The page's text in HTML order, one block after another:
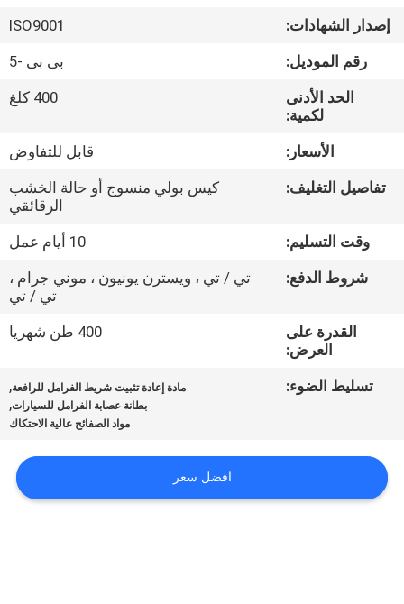
جولة
المعمل
مراقبة
الجودة
اتصل
اطلب
اقتباس
PRIVACY
إصدار الشهادات:
ISO9001
رقم الموديل:
بى بى -5
الحد الأدنى
لكمية:
400 كلغ
الأسعار:
قابل للتفاوض
تفاصيل التغليف:
كيس بولي منسوج أو حالة الخشب
الرقائقي
وقت التسليم:
10 أيام عمل
شروط الدفع:
تي / تي ، ويسترن يونيون ، موني جرام ،
تي / تي
القدرة على
العرض:
400 طن شهريا
تسليط الضوء: مادة إعادة تثبيت شريط الفرامل للرافعة,
بطانة عصابة الفرامل للسيارات,
مواد الصفائح عالية الاحتكاك
افضل سعر